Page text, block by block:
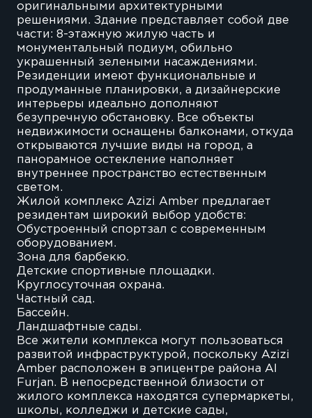
оригинальными архитектурными
решениями. Здание представляет собой две
части: 8-этажную жилую часть и
монументальный подиум, обильно
украшенный зелеными насаждениями.
Резиденции имеют функциональные и
продуманные планировки, а дизайнерские
интерьеры идеально дополняют
безупречную обстановку. Все объекты
недвижимости оснащены балконами, откуда
открываются лучшие виды на город, а
панорамное остекление наполняет
внутреннее пространство естественным
светом.
Жилой комплекс Azizi Amber предлагает
резидентам широкий выбор удобств:
Обустроенный спортзал с современным
оборудованием.
Зона для барбекю.
Детские спортивные площадки.
Круглосуточная охрана.
Частный сад.
Бассейн.
Ландшафтные сады.
Все жители комплекса могут пользоваться
развитой инфраструктурой, поскольку Azizi
Amber расположен в эпицентре района Al
Furjan. В непосредственной близости от
жилого комплекса находятся супермаркеты,
школы, колледжи и детские сады,